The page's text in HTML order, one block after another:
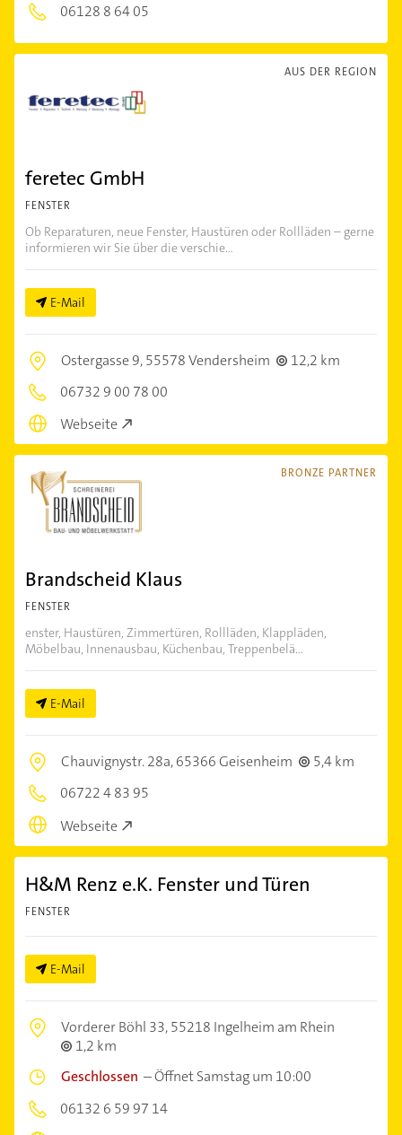
06128 8 64 05
AUS DER REGION
feretec GmbH
FENSTER
Ob Reparaturen, neue Fenster, Haustüren oder Rollläden – gerne
informieren wir Sie über die verschie...
E-Mail
Ostergasse 9,55578 Vendersheim
12,2 km
06732 9 00 78 00
Webseite
BRONZE PARTNER
Brandscheid Klaus
FENSTER
enster, Haustüren, Zimmertüren, Rollläden, Klappläden,
Möbelbau, Innenausbau, Küchenbau, Treppenbelä...
E-Mail
Chauvignystr. 28a,65366 Geisenheim
5,4 km
06722 4 83 95
Webseite
H&M Renz e.K. Fenster und Türen
FENSTER
E-Mail
Vorderer Böhl 33,55218 Ingelheim am Rhein
1,2 km
Geschlossen –Öffnet Samstag um 10:00
06132 6 59 97 14